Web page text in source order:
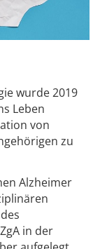
wurde 2019
Leben
von
zu
Alzheimer
in der